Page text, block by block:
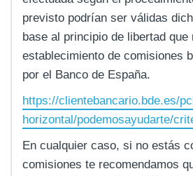
previsto podrían ser válidas
base al principio de libertad que
establecimiento de comisiones
por el Banco de España.
https://clientebancario.bde.es/
horizontal/podemosayudarte/
En cualquier caso, si no estás
comisiones te recomendamos